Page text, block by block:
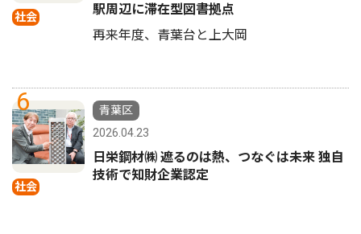
社会
駅周辺に滞在型図書拠点
再来年度、青葉台と上大岡
6
社会
青葉区
2026.04.23
日栄鋼材㈱ 遮るのは熱、つなぐは未来 独自
技術で知財企業認定